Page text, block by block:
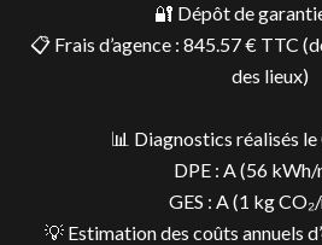
🔐 Dépôt de
📋 Frais d’agence : 845.57 € TTC
des lieux)
📊 Diagnostics réalisés
DPE : A (56 kWh/
GES : A (1 kg
💡 Estimation des coûts annuels